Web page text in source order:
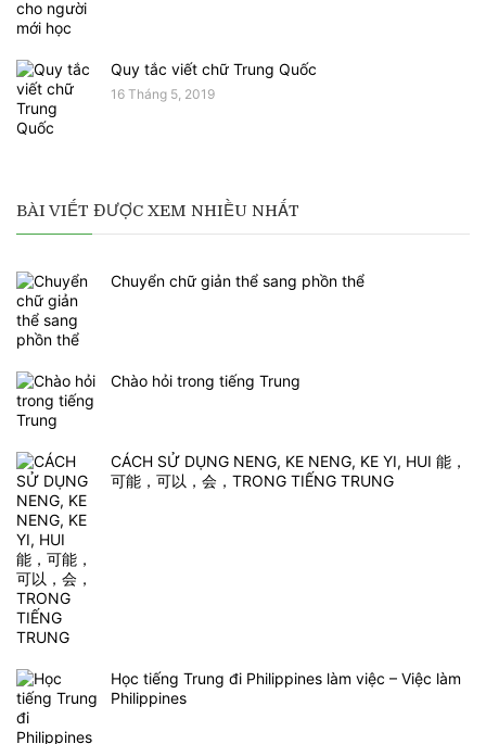
Quy tắc viết chữ Trung Quốc
16 Tháng 5, 2019
BÀI VIẾT ĐƯỢC XEM NHIỀU NHẤT
Chuyển chữ giản thể sang phồn thể
Chào hỏi trong tiếng Trung
CÁCH SỬ DỤNG NENG, KE NENG, KE YI, HUI 能，
可能，可以，会，TRONG TIẾNG TRUNG
Học tiếng Trung đi Philippines làm việc – Việc làm
Philippines